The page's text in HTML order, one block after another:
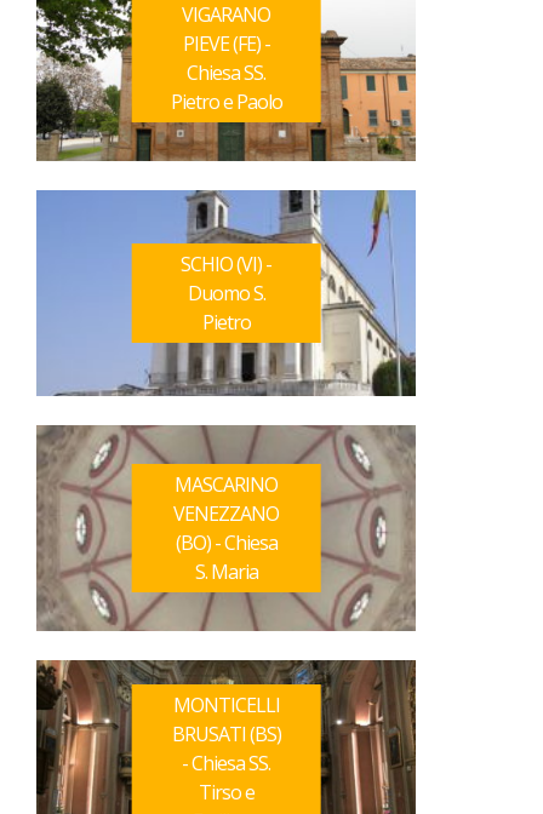
VIGARANO
PIEVE (FE) -
Chiesa SS.
Pietro e Paolo
SCHIO (VI) -
Duomo S.
Pietro
MASCARINO
VENEZZANO
(BO) - Chiesa
S. Maria
MONTICELLI
BRUSATI (BS)
- Chiesa SS.
Tirso e